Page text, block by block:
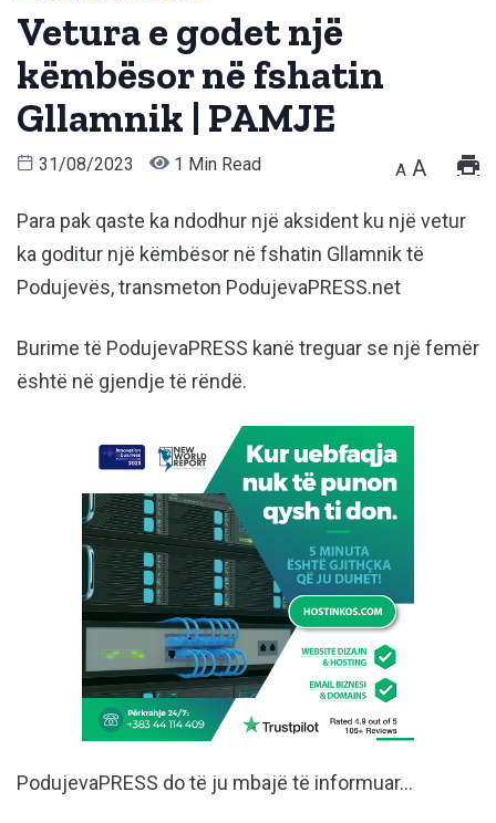
Vetura e godet një
këmbësor në fshatin
Gllamnik | PAMJE
31/08/2023 1 Min Read A A
Para pak qaste ka ndodhur një aksident ku një vetur
ka goditur një këmbësor në fshatin Gllamnik të
Podujevës, transmeton PodujevaPRESS.net
Burime të PodujevaPRESS kanë treguar se një femër
është në gjendje të rëndë.
PodujevaPRESS do të ju mbajë të informuar…